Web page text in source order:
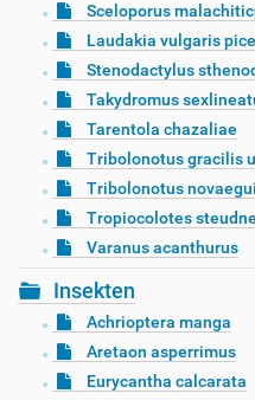
Sceloporus
Laudakia vulgaris
Stenodactylus
Takydromus
Tarentola chazaliae
Tribolonotus gracilis
Tribolonotus
Tropiocolotes
Varanus acanthurus
Insekten
Achrioptera manga
Aretaon asperrimus
Eurycantha calcarata